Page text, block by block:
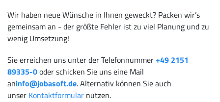
Wir haben neue Wünsche in Ihnen geweckt? Packen wir’s
gemeinsam an - der größte Fehler ist zu viel Planung und zu
wenig Umsetzung!
Sie erreichen uns unter der Telefonnummer+49 2151
89335-0oder schicken Sie uns eine Mail
aninfo@jobasoft.de. Alternativ können Sie auch
unser Kontaktformular nutzen.